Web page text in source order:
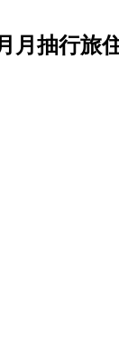
月抽行旅